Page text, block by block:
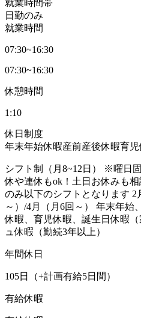
就業時間帯
日勤のみ
就業時間
07:30~16:30
07:30~16:30
休憩時間
1:10
休日制度
年末年始休暇産前産後休暇育児
シフト制（月8~12日） ※曜日
休や連休もok！土日お休みも
のみ以下のシフトとなります 2
～）/4月（月6回～） 年末年始
休暇、育児休暇、誕生日休暇
ュ休暇（勤続3年以上）
年間休日
105日（+計画有給5日間）
有給休暇